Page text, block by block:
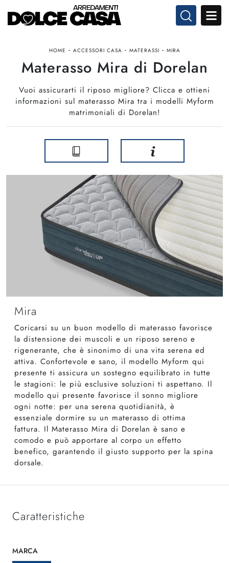
HOME - ACCESSORI CASA - MATERASSI - MIRA
Materasso Mira di Dorelan
Vuoi assicurarti il riposo migliore? Clicca e ottieni
informazioni sul materasso Mira tra i modelli Myform
matrimoniali di Dorelan!
Mira
Coricarsi su un buon modello di materasso favorisce
la distensione dei muscoli e un riposo sereno e
rigenerante, che è sinonimo di una vita serena ed
attiva. Confortevole e sano, il modello Myform qui
presente ti assicura un sostegno equilibrato in tutte
le stagioni: le più esclusive soluzioni ti aspettano. Il
modello qui presente favorisce il sonno migliore
ogni notte: per una serena quotidianità, è
essenziale dormire su un materasso di ottima
fattura. Il Materasso Mira di Dorelan è sano e
comodo e può apportare al corpo un effetto
benefico, garantendo il giusto supporto per la spina
dorsale.
Caratteristiche
MARCA